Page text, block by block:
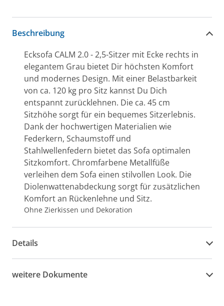
Beschreibung
Ecksofa CALM 2.0 - 2,5-Sitzer mit Ecke rechts in
elegantem Grau bietet Dir höchsten Komfort
und modernes Design. Mit einer Belastbarkeit
von ca. 120 kg pro Sitz kannst Du Dich
entspannt zurücklehnen. Die ca. 45 cm
Sitzhöhe sorgt für ein bequemes Sitzerlebnis.
Dank der hochwertigen Materialien wie
Federkern, Schaumstoff und
Stahlwellenfedern bietet das Sofa optimalen
Sitzkomfort. Chromfarbene Metallfüße
verleihen dem Sofa einen stilvollen Look. Die
Diolenwattenabdeckung sorgt für zusätzlichen
Komfort an Rückenlehne und Sitz.
Ohne Zierkissen und Dekoration
Details
weitere Dokumente